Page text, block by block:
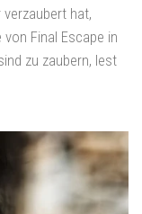
hat,
Final Escape in
zu zaubern, lest